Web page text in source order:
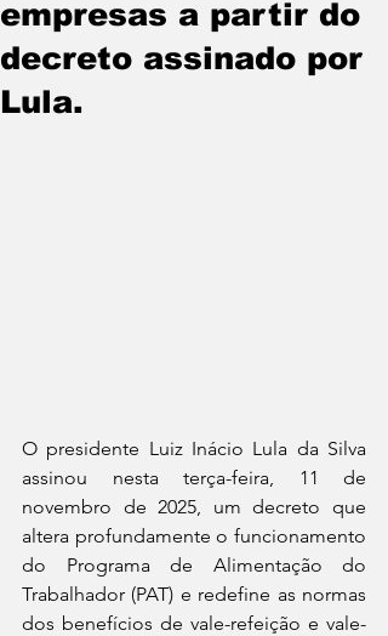
empresas a partir do
decreto assinado por
Lula.
O presidente Luiz Inácio Lula da Silva
assinou nesta terça-feira, 11 de
novembro de 2025, um decreto que
altera profundamente o funcionamento
do Programa de Alimentação do
Trabalhador (PAT) e redefine as normas
dos benefícios de vale-refeição e vale-